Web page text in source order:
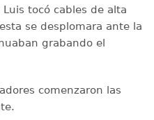
tocó cables de alta
se desplomara ante la
grabando el
comenzaron las